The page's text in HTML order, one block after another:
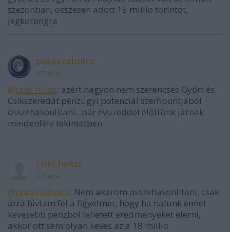
szezonban, osszesen adott 15 millio forintot,
jegkorongra
poraszabolcs
@csiki hokis: azért nagyon nem szerencsés Győrt és
Csíkszeredát pénzügyi potenciál szempontjából
összehasonlítani...pár évtizeddel előttünk járnak
mindenféle tekintetben
csiki hokis
@poraszabolcs: Nem akarom osszehasonlitani, csak
arra hivtam fel a figyelmet, hogy ha nalunk ennel
kevesebb penzbol lehetett eredmenyeket elerni,
akkor ott sem olyan keves az a 18 millio